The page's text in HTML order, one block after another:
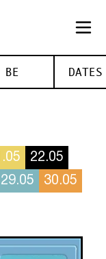
BE
22.05
29.05
30.05